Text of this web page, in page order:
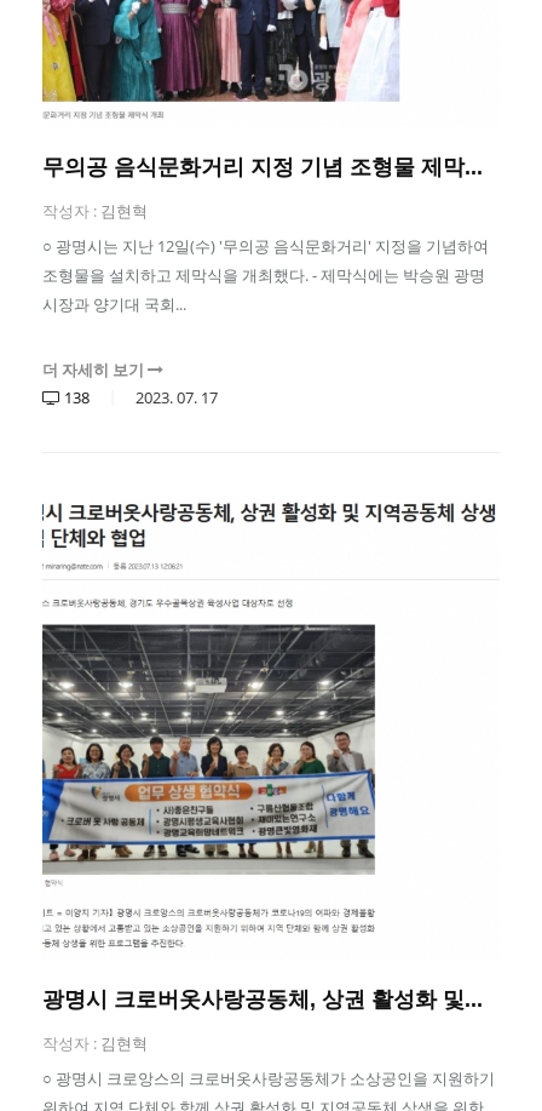
무의공 음식문화거리 지정 기념 조형물 제막...
작성자 : 김현혁
○ 광명시는 지난 12일(수) '무의공 음식문화거리' 지정을 기념하여
조형물을 설치하고 제막식을 개최했다. - 제막식에는 박승원 광명
시장과 양기대 국회...
더 자세히 보기
138
2023.07. 17
광명시 크로버옷사랑공동체, 상권 활성화 및...
작성자 : 김현혁
○ 광명시 크로앙스의 크로버옷사랑공동체가 소상공인을 지원하기